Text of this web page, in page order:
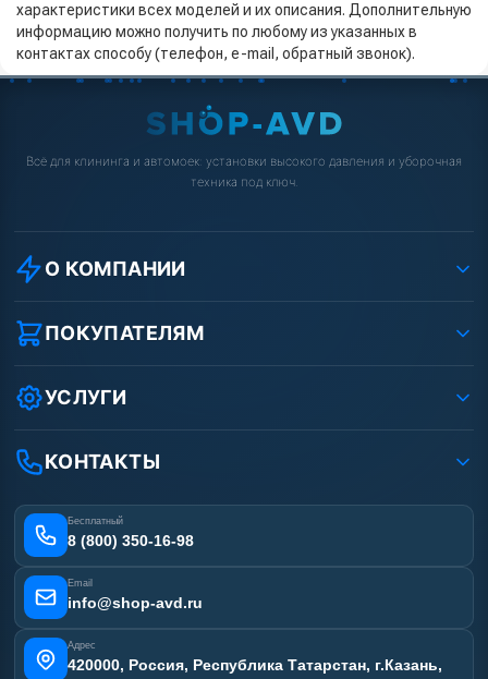
характеристики всех моделей и их описания. Дополнительную
информацию можно получить по любому из указанных в
контактах способу (телефон, e-mail, обратный звонок).
Всё для клининга и автомоек: установки высокого давления и уборочная
техника под ключ.
О КОМПАНИИ
О компании
Реквизиты ООО «Шоп АВД»
Защита данных клиента
Условия соглашения
Вакансии
Статьи
ПОКУПАТЕЛЯМ
Как заказать?
Оплата
Доставка
Лизинг
Получить скидку
УСЛУГИ
Ремонт АВД
Сертификаты
Наши работы
Отзывы наших клиентов
Карта сайта
КОНТАКТЫ
Бесплатный
8 (800) 350-16-98
Email
info@shop-avd.ru
Адрес
420000, Россия, Республика Татарстан, г.Казань,